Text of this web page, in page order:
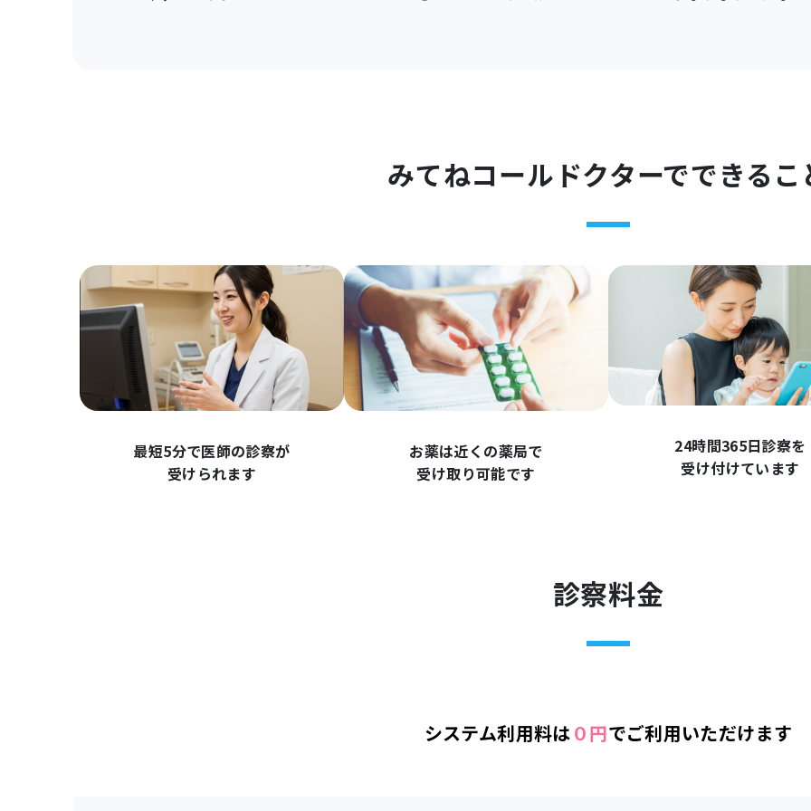
みてねコールドクターでできるこ
最短5分で医師の診察が
受けられます
お薬は近くの薬局で
受け取り可能です
24時間365日診察を
受け付けています
診察料金
システム利用料は０円でご利用いただけます